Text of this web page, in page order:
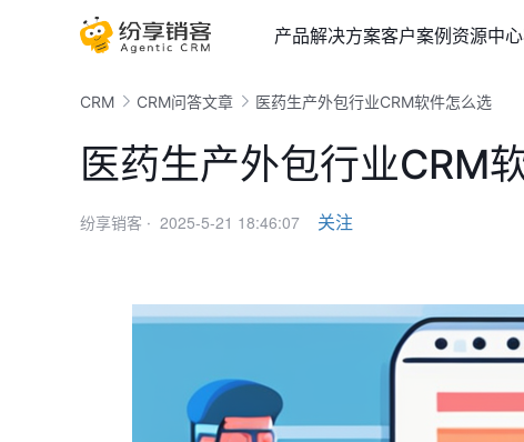
产品解决方案客户案例资源中心
CRM CRM问答文章 医药生产外包行业CRM软件怎么选
医药生产外包行业CRM
纷享销客 · 2025-5-21 18:46:07 关注